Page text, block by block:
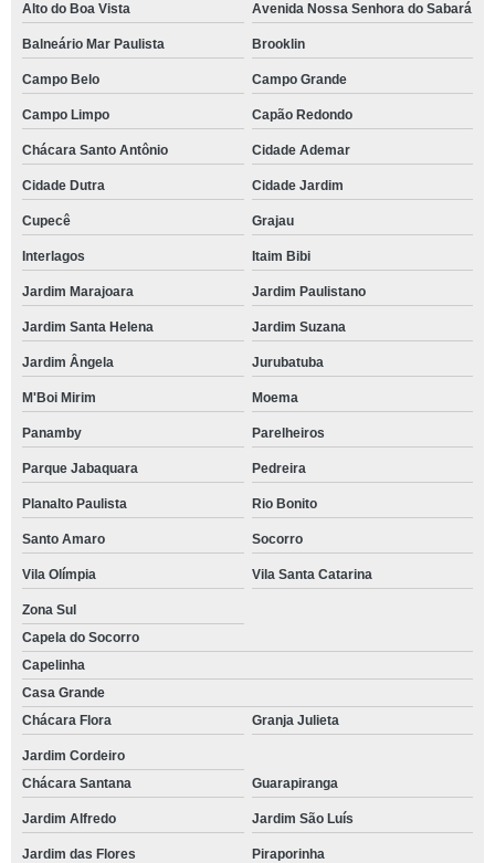
Alto do Boa Vista
Avenida Nossa Senhora do Sabará
Balneário Mar Paulista Brooklin
Campo Belo Campo Grande
Campo Limpo Capão Redondo
Chácara Santo Antônio Cidade Ademar
Cidade Dutra Cidade Jardim
Cupecê Grajau
Interlagos Itaim Bibi
Jardim Marajoara Jardim Paulistano
Jardim Santa Helena Jardim Suzana
Jardim Ângela Jurubatuba
M'Boi Mirim Moema
Panamby Parelheiros
Parque Jabaquara Pedreira
Planalto Paulista Rio Bonito
Santo Amaro Socorro
Vila Olímpia Vila Santa Catarina
Zona Sul
Capela do Socorro
Capelinha
Casa Grande
Chácara Flora
Granja Julieta
Jardim Cordeiro
Chácara Santana
Guarapiranga
Jardim Alfredo Jardim São Luís
Jardim das Flores Piraporinha